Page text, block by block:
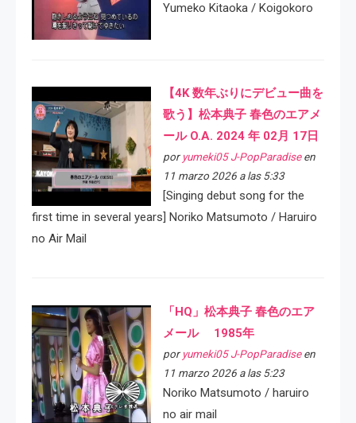
Yumeko Kitaoka / Koigokoro
【4K 数年ぶりにデビュー曲を
歌う】松本典子 春色のエアメ
ール O.A. 2024 年 02月 17日
por yumeki05 J-PopParadiseen
11 marzo 2026 a las 5:33
[Singing debut song for the
first time in several years] Noriko Matsumoto / Haruiro
no Air Mail
「HQ」松本典子 春色のエア
メール 1985年
por yumeki05 J-PopParadiseen
11 marzo 2026 a las 5:23
Noriko Matsumoto / haruiro
no air mail